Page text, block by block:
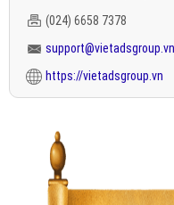
(024) 6658 7378
support@vietadsgroup.vn
https://vietadsgroup.vn